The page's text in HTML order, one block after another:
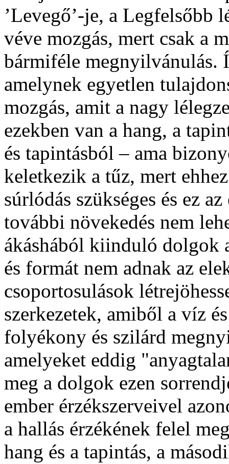
’Levegő’-je, a Legfelsőbb
véve mozgás, mert csak a
bármiféle megnyilvánulás.
amelynek egyetlen
mozgás, amit a nagy
ezekben van a hang, a
és tapintásból – ama
keletkezik a tűz, mert
súrlódás szükséges és ez
további növekedés nem
ákáshából kiinduló dolgok
és formát nem adnak az
csoportosulások
szerkezetek, amiből a víz
folyékony és szilárd
amelyeket eddig
meg a dolgok ezen
ember érzékszerveivel
a hallás érzékének felel
hang és a tapintás, a